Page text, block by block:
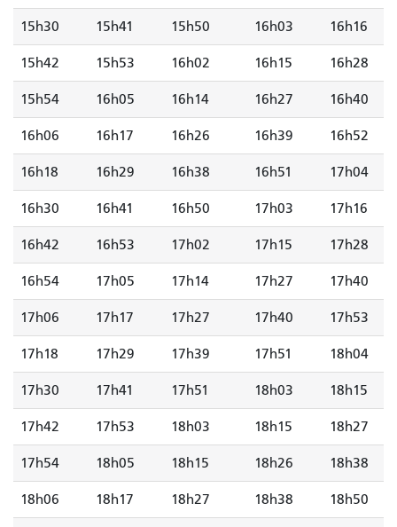
15h30 15h41 15h50 16h03 16h16
15h42 15h53 16h02 16h15 16h28
15h54 16h05 16h14 16h27 16h40
16h06 16h17 16h26 16h39 16h52
16h18 16h29 16h38 16h51 17h04
16h30 16h41 16h50 17h03 17h16
16h42 16h53 17h02 17h15 17h28
16h54 17h05 17h14 17h27 17h40
17h06 17h17 17h27 17h40 17h53
17h18 17h29 17h39 17h51 18h04
17h30 17h41 17h51 18h03 18h15
17h42 17h53 18h03 18h15 18h27
17h54 18h05 18h15 18h26 18h38
18h06 18h17 18h27 18h38 18h50